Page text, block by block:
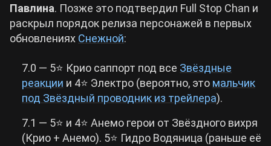
Wuthering Waves
Hogwarts Legacy
Cyberpunk 2077
Павлина. Позже это подтвердил Full Stop Chan и
раскрыл порядок релиза персонажей в первых
обновлениях Снежной:
7.0 — 5⭐ Крио саппорт под все Звёздные
реакции и 4⭐ Электро (вероятно, это мальчик
под Звёздный проводник из трейлера).
7.1 — 5⭐ и 4⭐ Анемо герои от Звёздного вихря
(Крио + Анемо). 5⭐ Гидро Водяница (раньше её